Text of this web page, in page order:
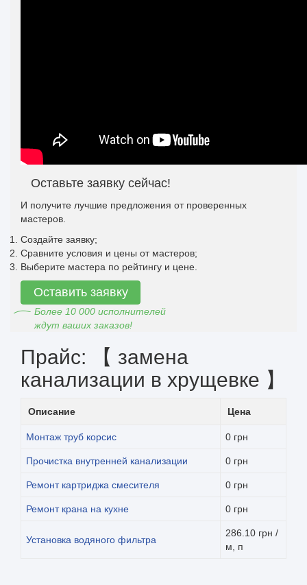
Оставьте заявку сейчас!
И получите лучшие предложения от проверенных
мастеров.
Создайте заявку;
Сравните условия и цены от мастеров;
Выберите мастера по рейтингу и цене.
Оставить заявку
Более 10 000 исполнителей
ждут ваших заказов!
Прайс: 【 замена
канализации в хрущевке 】
Описание Цена
Монтаж труб корсис 0 грн
Прочистка внутренней канализации 0 грн
Ремонт картриджа смесителя 0 грн
Ремонт крана на кухне 0 грн
Установка водяного фильтра
286.10 грн /
м, п